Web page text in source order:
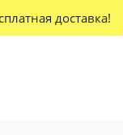
доставка!